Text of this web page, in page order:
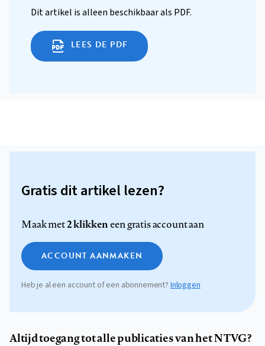
Dit artikel is alleen beschikbaar als PDF.
LEES DE PDF
Gratis dit artikel lezen?
Maak met2 klikkeneen gratis account aan
ACCOUNT AANMAKEN
Heb je al een account of een abonnement? Inloggen
Altijd toegang tot alle publicaties van het NTVG?